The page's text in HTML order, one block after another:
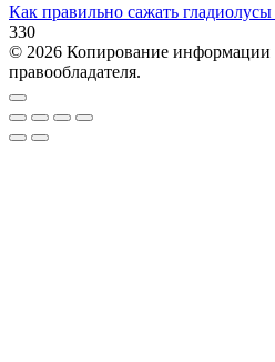
Как правильно сажать гладиолусы
330
© 2026 Копирование информации
правообладателя.